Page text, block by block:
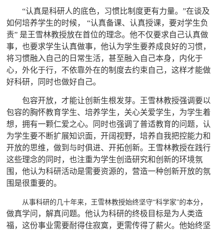
“认真是科研人的底色，习惯比制度更有力量。”在谈及
如何培养学生的时候，“认真备课、认真授课，要对学生负
责” 是王雪林教授放在首位的理念。他不仅要求自己认真做
事，也要求学生认真做事，他认为学生要养成良好的习惯，
将习惯融入自己的日常生活，甚至融入自己本身，内化于
心，外化于行，不依靠外在的制度去约束自己，这样才能做
好科研，同时也做好自己。
包容开放，才能让创新生根发芽。王雪林教授强调要以
包容的胸怀教育学生、培养学生，关心关爱学生，为学生着
想，拥有一颗仁爱之心。同时也强调了普适教育的问题，认
为学生要不断扩展知识面，开阔视野，培养自我把控能力和
开放的思维，做到与时俱进、开拓创新。王雪林教授在践行
这些理念的同时，也注重为学生创造研究和创新的环境氛
围，他认为科研活动是需要资源的，营造一种创新开放的氛
围是很重要的。
从事科研的几十年来，王雪林教授始终坚守“科学家”的本分，
做真学问，解真问题。他认为科研的终极目标是为人类造
福，这份事业需要耐得住寂寞，更需传得了薪火。他始终坚